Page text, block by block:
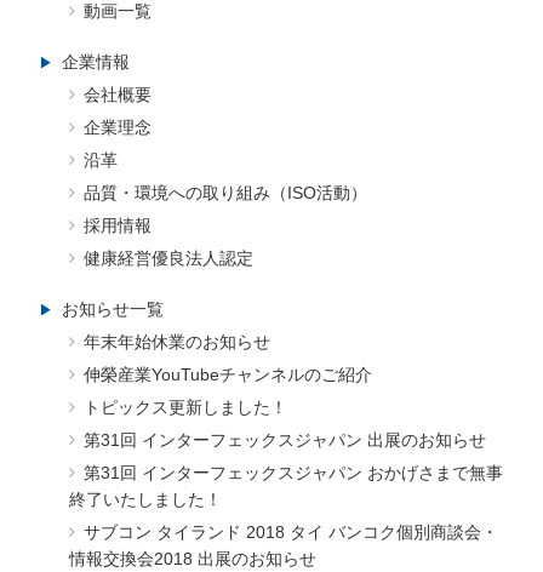
動画一覧
企業情報
会社概要
企業理念
沿革
品質・環境への取り組み（ISO活動）
採用情報
健康経営優良法人認定
お知らせ一覧
年末年始休業のお知らせ
伸榮産業YouTubeチャンネルのご紹介
トピックス更新しました！
第31回 インターフェックスジャパン 出展のお知らせ
第31回 インターフェックスジャパン おかげさまで無事
終了いたしました！
サブコン タイランド 2018 タイ バンコク個別商談会・
情報交換会2018 出展のお知らせ